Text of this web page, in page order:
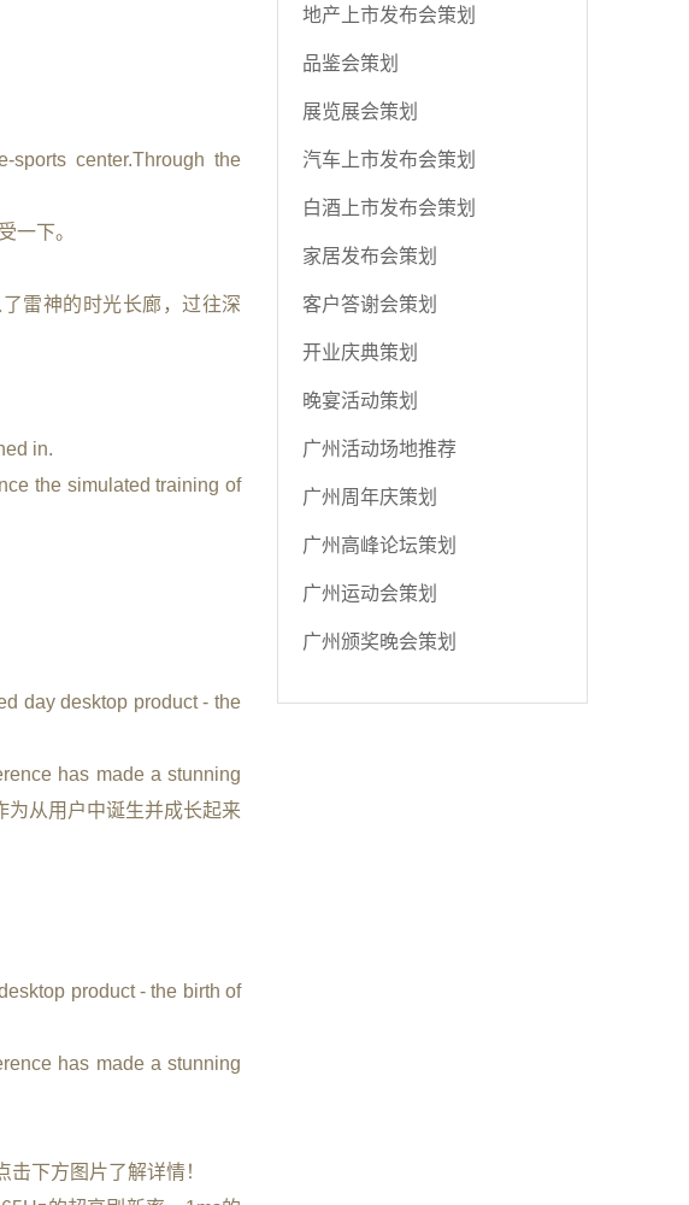
center.Through the
一下。
雷神的时光长廊，过往深
in.
the simulated training of
day desktop product - the
has made a stunning
从用户中诞生并成长起来
product - the birth of
has made a stunning
下方图片了解详情！
地产上市发布会策划
品鉴会策划
展览展会策划
汽车上市发布会策划
白酒上市发布会策划
家居发布会策划
客户答谢会策划
开业庆典策划
晚宴活动策划
广州活动场地推荐
广州周年庆策划
广州高峰论坛策划
广州运动会策划
广州颁奖晚会策划